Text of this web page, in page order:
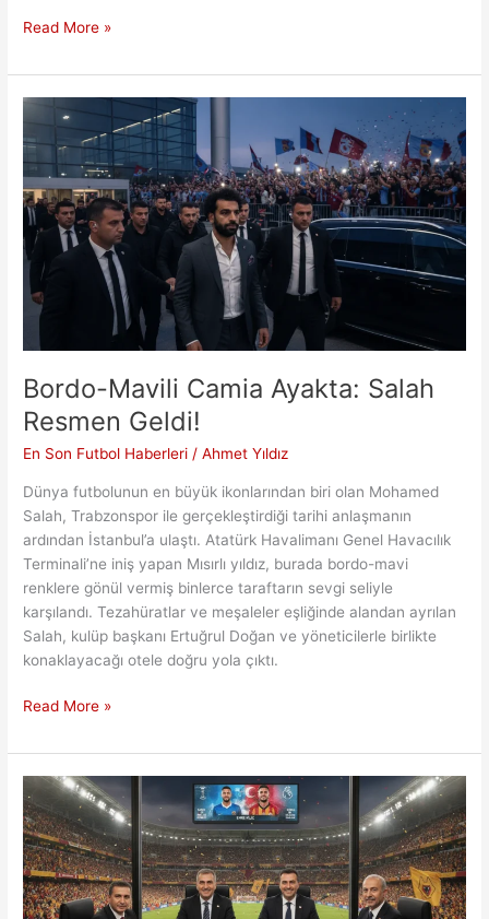
Boluspor-
FK
Maçıyla
Lig
Perdesi
Açılıyor
Read More »
Bordo-Mavili Camia Ayakta: Salah
Resmen Geldi!
En Son Futbol Haberleri /Ahmet Yıldız
Dünya futbolunun en büyük ikonlarından biri olan Mohamed
Salah, Trabzonspor ile gerçekleştirdiği tarihi anlaşmanın
ardından İstanbul’a ulaştı. Atatürk Havalimanı Genel Havacılık
Terminali’ne iniş yapan Mısırlı yıldız, burada bordo-mavi
renklere gönül vermiş binlerce taraftarın sevgi seliyle
karşılandı. Tezahüratlar ve meşaleler eşliğinde alandan ayrılan
Salah, kulüp başkanı Ertuğrul Doğan ve yöneticilerle birlikte
konaklayacağı otele doğru yola çıktı.
Bordo-
Camia
Ayakta:
Salah
Resmen
Geldi!
Read More »